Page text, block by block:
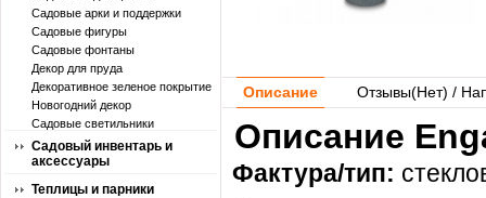
Садовые арки и поддержки
Садовые фигуры
Садовые фонтаны
Декор для пруда
Декоративное зеленое покрытие
Новогодний декор
Садовые светильники
Садовый инвентарь и
аксессуары
Теплицы и парники
Описание Отзывы(Нет) /
Описание
Фактура/тип: